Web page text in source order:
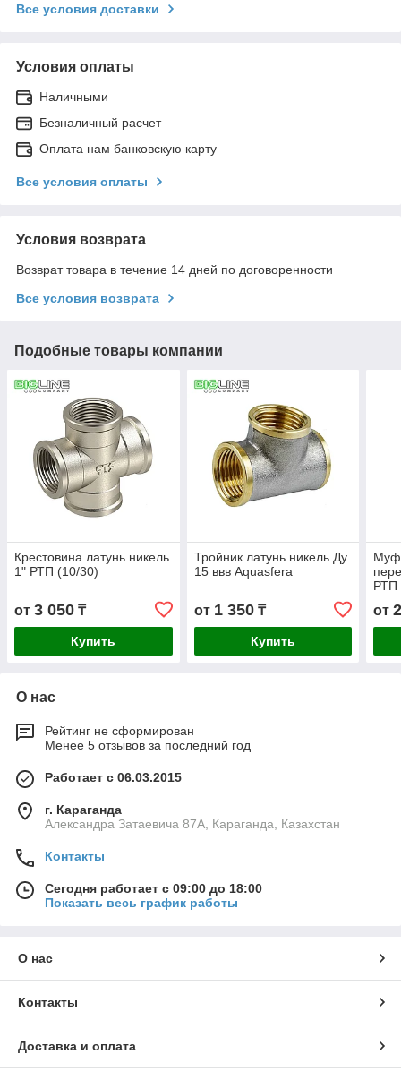
Все условия доставки
Условия оплаты
Наличными
Безналичный расчет
Оплата нам банковскую карту
Все условия оплаты
Условия возврата
Возврат товара в течение 14 дней по договоренности
Все условия возврата
Подобные товары компании
Крестовина латунь никель
1" РТП (10/30)
от 3 050 ₸
Купить
Тройник латунь никель Ду
15 ввв Aquasfera
от 1 350₸
Купить
РТП
от
О нас
Рейтинг не сформирован
Менее 5 отзывов за последний год
Работает с 06.03.2015
г. Караганда
Александра Затаевича 87А, Караганда, Казахстан
Контакты
Сегодня работает с 09:00 до 18:00
Показать весь график работы
О нас
Контакты
Доставка и оплата